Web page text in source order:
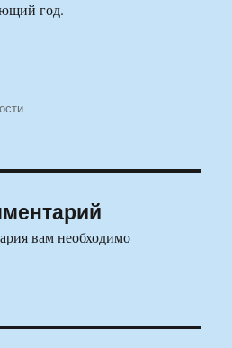
год.
вам необходимо